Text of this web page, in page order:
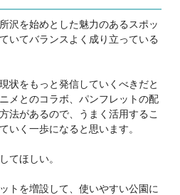
沢を始めとした魅力のあるスポッ
いてバランスよく成り立っている
状をもっと発信していくべきだと
メとのコラボ、パンフレットの配
法があるので、うまく活用するこ
いく一歩になると思います。
てほしい。
トを増設して、使いやすい公園に